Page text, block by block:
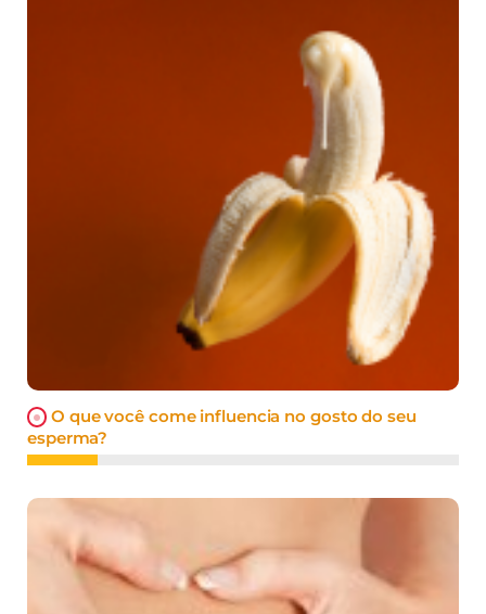
O que você come influencia no gosto do seu
esperma?